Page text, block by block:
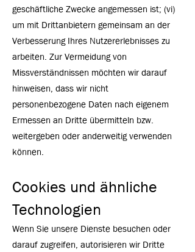
geschäftliche Zwecke angemessen ist; (vi)
um mit Drittanbietern gemeinsam an der
Verbesserung Ihres Nutzererlebnisses zu
arbeiten. Zur Vermeidung von
Missverständnissen möchten wir darauf
hinweisen, dass wir nicht
personenbezogene Daten nach eigenem
Ermessen an Dritte übermitteln bzw.
weitergeben oder anderweitig verwenden
können.
Cookies und ähnliche
Technologien
Wenn Sie unsere Dienste besuchen oder
darauf zugreifen, autorisieren wir Dritte